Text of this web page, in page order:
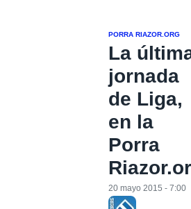
PORRA RIAZOR.ORG
La
jornada
de Liga,
en la
Porra
20 mayo 2015 - 7:00